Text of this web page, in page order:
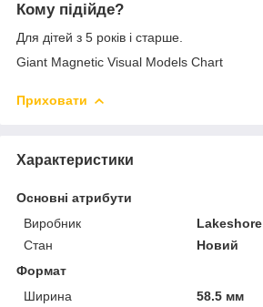
Кому підійде?
Для дітей з 5 років і старше.
Giant Magnetic Visual Models Chart
Приховати
Характеристики
Основні атрибути
Виробник
Lakeshore
Стан
Новий
Формат
Ширина
58.5 мм